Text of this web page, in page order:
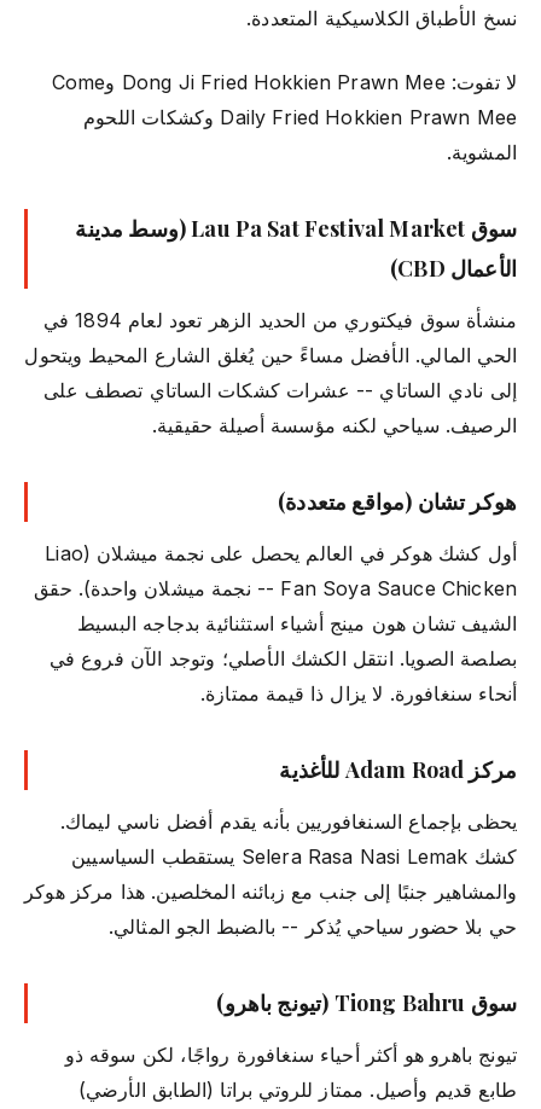
نسخ الأطباق الكلاسيكية المتعددة.
لا تفوت: Dong Ji Fried Hokkien Prawn Mee وCome
Daily Fried Hokkien Prawn Mee وكشكات اللحوم
المشوية.
سوق Lau Pa Sat Festival Market (وسط مدينة
الأعمال CBD)
منشأة سوق فيكتوري من الحديد الزهر تعود لعام 1894 في
الحي المالي. الأفضل مساءً حين يُغلق الشارع المحيط ويتحول
إلى نادي الساتاي -- عشرات كشكات الساتاي تصطف على
الرصيف. سياحي لكنه مؤسسة أصيلة حقيقية.
هوكر تشان (مواقع متعددة)
أول كشك هوكر في العالم يحصل على نجمة ميشلان (Liao
Fan Soya Sauce Chicken -- نجمة ميشلان واحدة). حقق
الشيف تشان هون مينج أشياء استثنائية بدجاجه البسيط
بصلصة الصويا. انتقل الكشك الأصلي؛ وتوجد الآن فروع في
أنحاء سنغافورة. لا يزال ذا قيمة ممتازة.
مركز Adam Road للأغذية
يحظى بإجماع السنغافوريين بأنه يقدم أفضل ناسي ليماك.
كشك Selera Rasa Nasi Lemak يستقطب السياسيين
والمشاهير جنبًا إلى جنب مع زبائنه المخلصين. هذا مركز هوكر
حي بلا حضور سياحي يُذكر -- بالضبط الجو المثالي.
سوق Tiong Bahru (تيونج باهرو)
تيونج باهرو هو أكثر أحياء سنغافورة رواجًا، لكن سوقه ذو
طابع قديم وأصيل. ممتاز للروتي براتا (الطابق الأرضي)